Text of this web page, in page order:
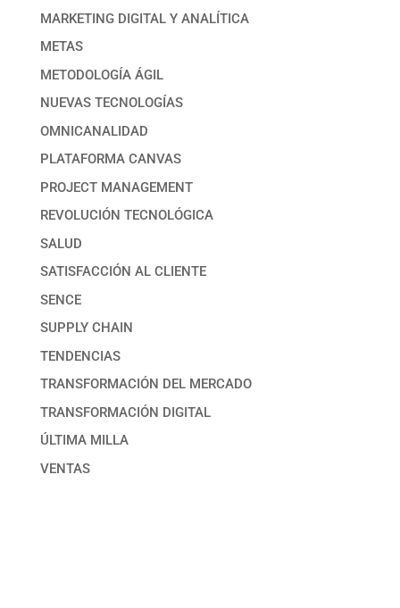
MARKETING DIGITAL Y ANALÍTICA
METAS
METODOLOGÍA ÁGIL
NUEVAS TECNOLOGÍAS
OMNICANALIDAD
PLATAFORMA CANVAS
PROJECT MANAGEMENT
REVOLUCIÓN TECNOLÓGICA
SALUD
SATISFACCIÓN AL CLIENTE
SENCE
SUPPLY CHAIN
TENDENCIAS
TRANSFORMACIÓN DEL MERCADO
TRANSFORMACIÓN DIGITAL
ÚLTIMA MILLA
VENTAS